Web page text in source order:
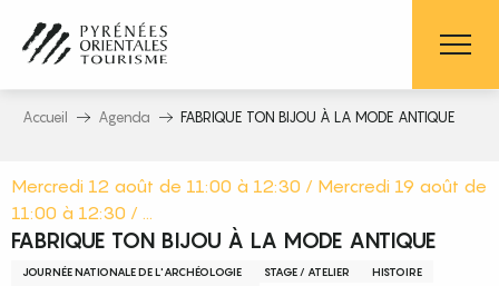
contenu
principal
Accueil Agenda FABRIQUE TON BIJOU À LA MODE ANTIQUE
Mercredi 12 août de 11:00 à 12:30 / Mercredi 19 août de
11:00 à 12:30 / ...
FABRIQUE TON BIJOU À LA MODE ANTIQUE
JOURNÉE NATIONALE DE L'ARCHÉOLOGIE STAGE / ATELIER
HISTOIRE